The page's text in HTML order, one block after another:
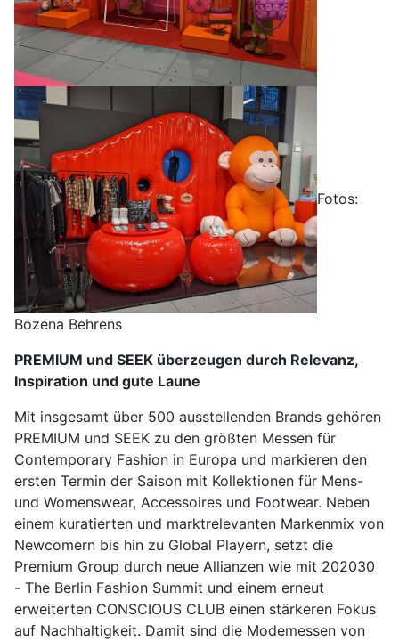
Fotos:
Bozena Behrens
PREMIUM und SEEK überzeugen durch Relevanz,
Inspiration und gute Laune
Mit insgesamt über 500 ausstellenden Brands gehören
PREMIUM und SEEK zu den größten Messen für
Contemporary Fashion in Europa und markieren den
ersten Termin der Saison mit Kollektionen für Mens-
und Womenswear, Accessoires und Footwear. Neben
einem kuratierten und marktrelevanten Markenmix von
Newcomern bis hin zu Global Playern, setzt die
Premium Group durch neue Allianzen wie mit 202030
- The Berlin Fashion Summit und einem erneut
erweiterten CONSCIOUS CLUB einen stärkeren Fokus
auf Nachhaltigkeit. Damit sind die Modemessen von